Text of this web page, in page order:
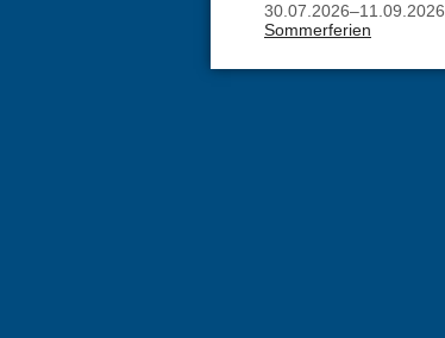
30.07.2026–11.09.2026
Sommerferien